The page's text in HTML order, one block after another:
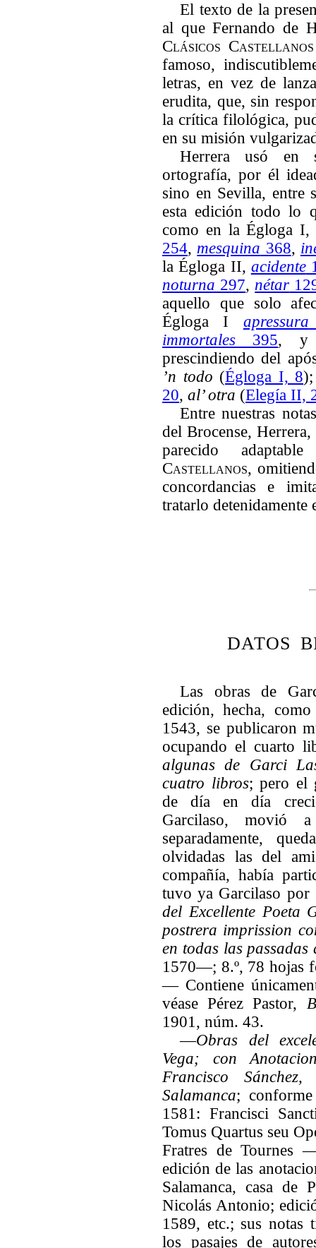
El texto de la
al que Fernando de
Clásicos Castellanos
famoso,
letras, en vez de
erudita, que, sin
la crítica filológica,
en su misión
Herrera usó en
ortografía, por él
sino en Sevilla, entre
esta edición todo lo
como en la Égloga I,
254, mesquina 368,
la Égloga II, acidente
noturna 297,nétar
aquello quesolo
Égloga I apressura
immortales 395, y
prescindiendo del
’n todo (Égloga I, 8
20, al’ otra (Elegía II,
Entre nuestras
del Brocense,
parecido
Castellanos,
concordancias e
tratarlo
DATOS
Las obras de
edición, hecha,
1543, se publicaron
ocupando el cuarto
algunas de Garci
cuatro libros; pero el
de día en día
Garcilaso, movió
separadamente,
olvidadas las del
compañía, había
tuvo ya Garcilaso
del Excellente Poeta
postrera imprission
en todas las passadas
1570—; 8.º, 78 hojas
— Contiene
véase Pérez Pastor,
1901, núm. 43.
—Obras del
Vega; con
Francisco
Salamanca;
1581: Francisci
Tomus Quartus seu
Fratres de
edición de las
Salamanca, casa de
Nicolás Antonio;
1589, etc.; sus notas
los pasajes de